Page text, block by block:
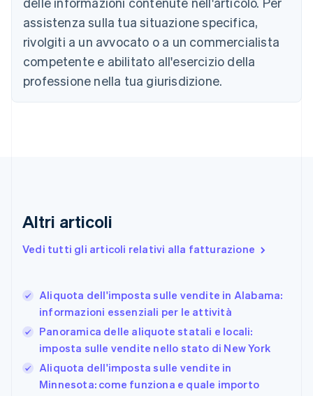
assistenza sulla tua situazione specifica,
rivolgiti a un avvocato o a un commercialista
competente e abilitato all'esercizio della
professione nella tua giurisdizione.
Altri articoli
Vedi tutti gli articoli relativi alla fatturazione
Aliquota dell'imposta sulle vendite in Alabama:
informazioni essenziali per le attività
Panoramica delle aliquote statali e locali:
imposta sulle vendite nello stato di New York
Aliquota dell'imposta sulle vendite in
Minnesota: come funziona e quale importo
Nederlands FrançaisDeutsch English
Brasile
Português
Bulgaria
English
Canada
Cina continentale
Emirati Arabi Uniti
English
Estonia
EnglishSvenska
Francia
Germania
DeutschEnglish
Giappone
日本語
Gibilterra